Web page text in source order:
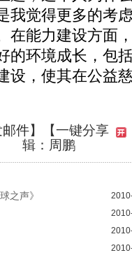
我觉得更多的考
在能力建设方面
的环境成长，包
设，使其在公益
件】
【一键分享
辑：周鹏
之声》